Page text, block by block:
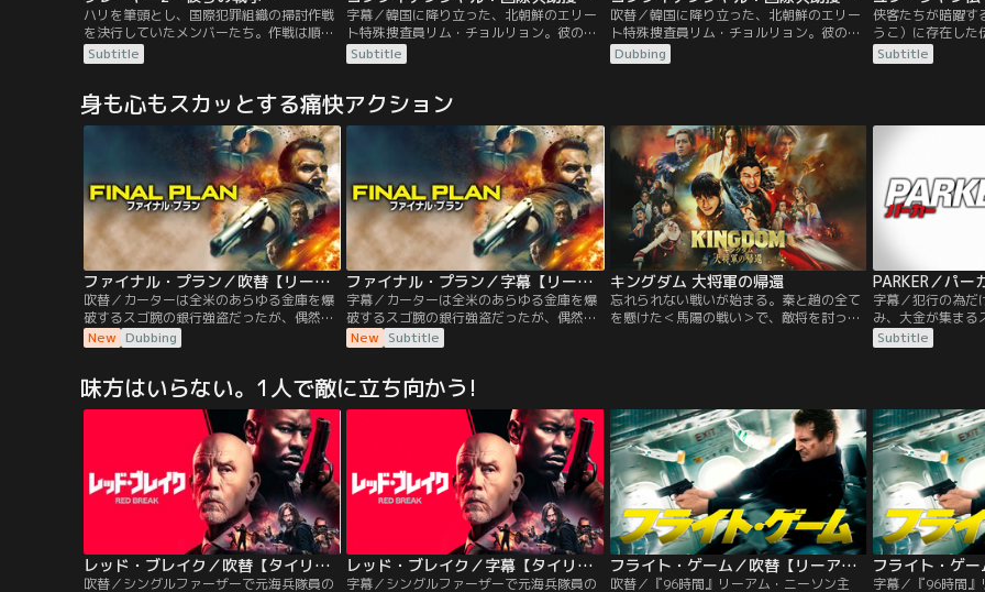
ハリを筆頭とし、国際犯罪組織の掃討作戦
を決行していたメンバーたち。作戦は順調
に進んでいたが、彼らは単なる犯罪者では
なかった。作戦は失敗し、組織のボスによ
アリョンを追悼するメンバーの前に現れた
のは彼女の妹、チャ・ジェイ。ハリがジェ
イを止めるも、ジェイは屈せず、プレーヤ
ーたちの新しいメンバーに加わることに。
ジェイを除いたメンバー、ハリ、ジヌン、
ビョンミンが韓国で指名手配中であること
から、プレーヤーは海外を舞台にアリョン
を殺したやつらの復讐を計画。そこへ謎の
女、スミンが現れ、ある提案をしてくる。
Subtitle
字幕／韓国に降り立った、北朝鮮のエリー
ト特殊捜査員リム・チョルリョン。彼の任
務は、北から逃亡した国際犯罪組織のリー
ダーと消えた10億ドルを追うこと。北から
敗により左遷されていた南の破天荒なベテ
相棒に志願する。実は2人は2度目のタッグ
Subtitle
吹替／韓国に降り立った、北朝鮮のエリー
ト特殊捜査員リム・チョルリョン。彼の任
務は、北から逃亡した国際犯罪組織のリー
ダーと消えた10億ドルを追うこと。北から
相棒に志願する。実は2人は2度目のタッグ
で…。
Dubbing
侠客たちが暗躍す
うこ）に存在した
ん）”は、武闘派
ん）”と、商いを
に一族が殺され
獄中の恩人を救
しき女侠客・舒
り息子・蘇鳴玉（
に加わり、一行は
続ける。一族の復
すためには周囲の
襄だったが、次第
凌淵の侠客たちが
かり合う江湖の
Subtitle
身も心もスカッとする痛快アクション
ファイナル・プラン／吹替【リーアム・ニーソン主演】
吹替／カーターは全米のあらゆる金庫を爆
破するスゴ腕の銀行強盗だったが、偶然に
出会った女性アニーと恋に落ち、過去を捨
て新たな一歩を踏み出したいと願う。彼は
が、2人の捜査官はカーターの盗んできた
金を横領し、彼もアニーも危険に晒され
る。カーターは愛のため、すべてにケリを
New Dubbing
ファイナル・プラン／字幕【リーアム・ニーソン主演】
字幕／カーターは全米のあらゆる金庫を爆
破するスゴ腕の銀行強盗だったが、偶然に
出会った女性アニーと恋に落ち、過去を捨
て新たな一歩を踏み出したいと願う。彼は
が、2人の捜査官はカーターの盗んできた
金を横領し、彼もアニーも危険に晒され
る。カーターは愛のため、すべてにケリを
New Subtitle
キングダム 大将軍の帰還
忘れられない戦いが始まる。秦と趙の全て
を懸けた＜馬陽の戦い＞で、敵将を討った
た。馬陽の地で忘れられない戦いが始ま
る。
PARKER／パー
字幕／犯行の為だ
み、大金が集まる
したパーカー。見
組はパーカーに瀕
中に出会ったレス
復讐劇を開始す
彼の命を狙う最凶
た…
Subtitle
味方はいらない。1人で敵に立ち向かう!
レッド・ブレイク／吹替【タイリース・ギブソン主演】
吹替／シングルファーザーで元海兵隊員の
レッド・ブレイク／字幕【タイリース・ギブソン主演】
字幕／シングルファーザーで元海兵隊員の
フライト・ゲーム／吹替【リーアム・ニーソン主演】
吹替／『96時間』リーアム・ニーソン主 字幕／『96時間